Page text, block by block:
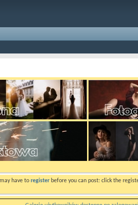
have to register before you can post: click the